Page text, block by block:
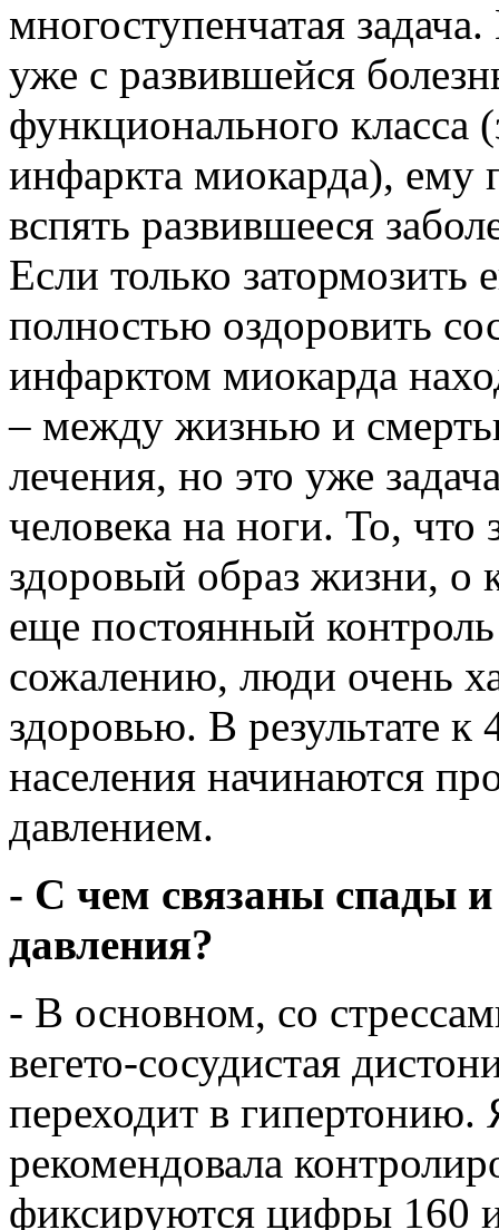
многоступенчатая
уже с развившейся
функционального класса
инфаркта миокарда), ему
вспять развившееся
Если только затормозить
полностью оздоровить
инфарктом миокарда
– между жизнью и
лечения, но это уже
человека на ноги. То, что
здоровый образ жизни, о
еще постоянный
сожалению, люди очень
здоровью. В результате
населения начинаются
давлением.
- С чем связаны спады
давления?
- В основном, со
вегето-сосудистая
переходит в гипертонию.
рекомендовала
фиксируются цифры 160